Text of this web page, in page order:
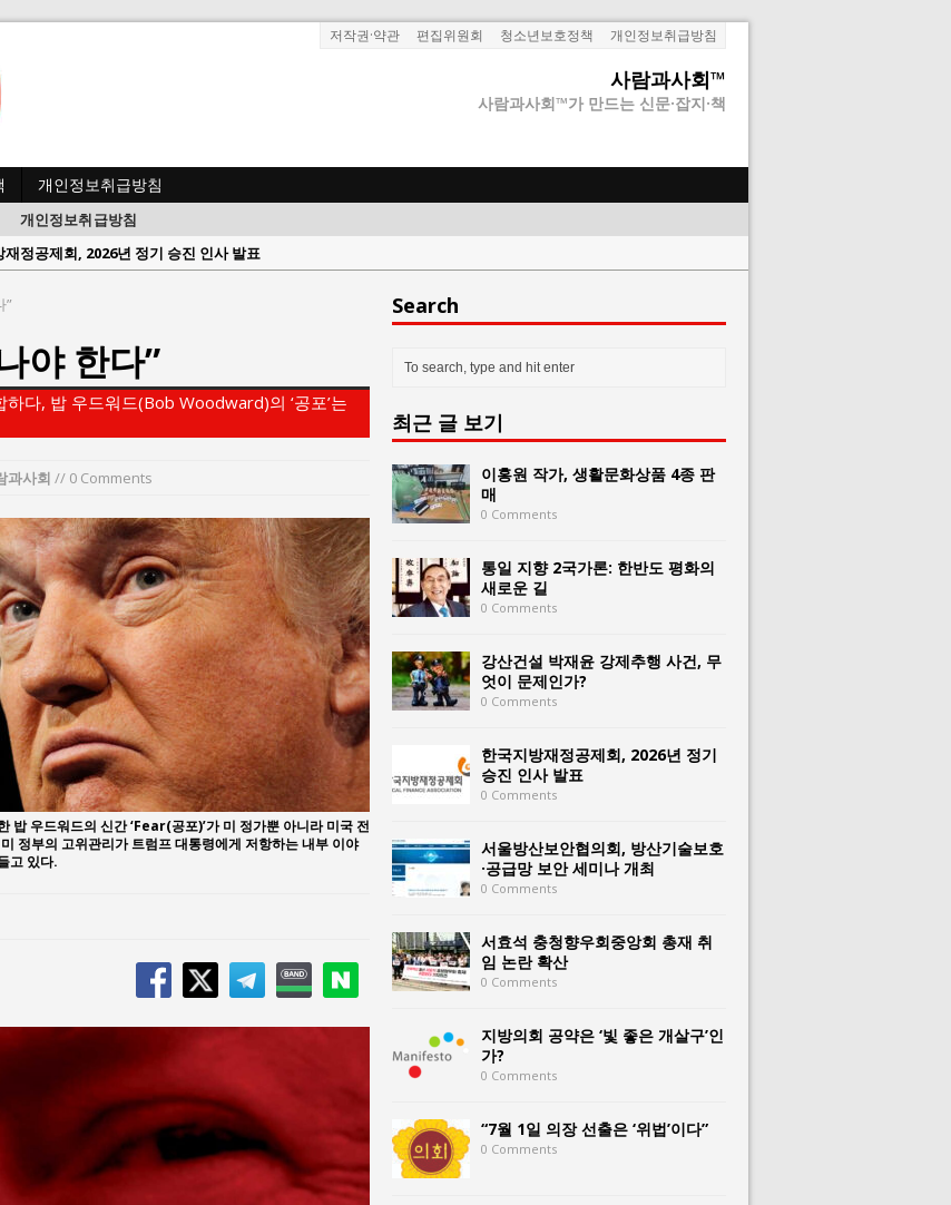
저작권·약관 편집위원회 청소년보호정책 개인정보취급방침
사람과사회™
사람과사회™가 만드는 신문·잡지·책
개인정보취급방침
개인정보취급방침
재정공제회, 2026년 정기 승진 인사 발표
방의회 공약은 ‘빛 좋은 개살구’인가?
월 1일 의장 선출은 ‘위법’이다”
:이홍원 작가, 생활문화상품 4종 판매
통일 지향 2국가론: 한반도 평화의 새로운 길
강산건설 박재윤 강제추행 사건, 무엇이 문제인가?
”
야 한다”
다, 밥 우드워드(Bob Woodward)의 ‘공포’는
과사회 // 0 Comments
밥 우드워드의 신간 ‘Fear(공포)’가 미 정가뿐 아니라 미국 전
정부의 고위관리가 트럼프 대통령에게 저항하는 내부 이야
고 있다.
Search
최근 글 보기
이홍원 작가, 생활문화상품 4종 판
매
0 Comments
통일 지향 2국가론: 한반도 평화의
새로운 길
0 Comments
강산건설 박재윤 강제추행 사건, 무
엇이 문제인가?
0 Comments
한국지방재정공제회, 2026년 정기
승진 인사 발표
0 Comments
서울방산보안협의회, 방산기술보호
·공급망 보안 세미나 개최
0 Comments
서효석 충청향우회중앙회 총재 취
임 논란 확산
0 Comments
지방의회 공약은 ‘빛 좋은 개살구’인
가?
0 Comments
“7월 1일 의장 선출은 ‘위법’이다”
0 Comments